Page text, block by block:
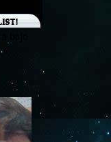
bajo